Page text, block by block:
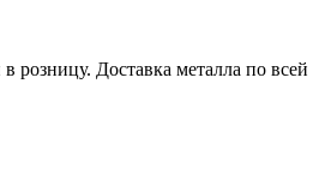
розницу. Доставка металла по всей